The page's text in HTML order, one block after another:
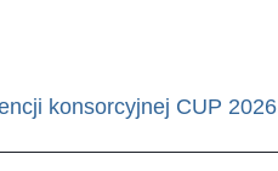
konsorcyjnej CUP 2026